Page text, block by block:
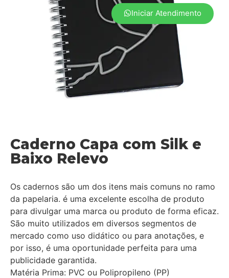
Caderno Capa com Silk e
Baixo Relevo
Os cadernos são um dos itens mais comuns no ramo
da papelaria. é uma excelente escolha de produto
para divulgar uma marca ou produto de forma eficaz.
São muito utilizados em diversos segmentos de
mercado como uso didático ou para anotações, e
por isso, é uma oportunidade perfeita para uma
publicidade garantida.
Matéria Prima: PVC ou Polipropileno (PP)
Iniciar Atendimento